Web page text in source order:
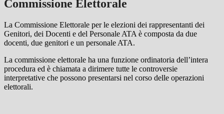
Commissione Elettorale
La Commissione Elettorale per le elezioni dei rappresentanti dei
Genitori, dei Docenti e del Personale ATA è composta da due
docenti, due genitori e un personale ATA.
La commissione elettorale ha una funzione ordinatoria dell’intera
procedura ed è chiamata a dirimere tutte le controversie
interpretative che possono presentarsi nel corso delle operazioni
elettorali.